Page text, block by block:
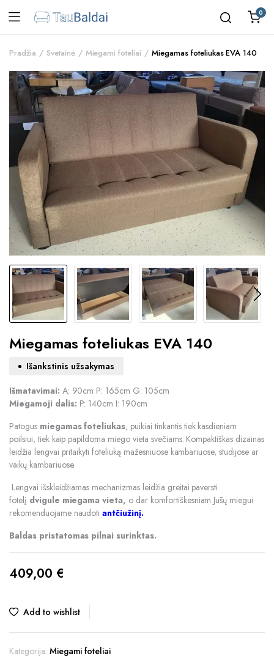
0
Pradžia Svetainė Miegami foteliai Miegamas foteliukas EVA 140
Miegamas foteliukas EVA 140
Išankstinis užsakymas
Išmatavimai: A: 90cm P: 165cm G: 105cm
Miegamoji dalis: P: 140cm I: 190cm
Patogus miegamas foteliukas, puikiai tinkantis tiek kasdieniam
poilsiui, tiek kaip papildoma miego vieta svečiams. Kompaktiškas dizainas
leidžia lengvai pritaikyti foteliuką mažesniuose kambariuose, studijose ar
vaikų kambariuose.
Lengvai išskleidžiamas mechanizmas leidžia greitai paversti
fotelį dvigule miegama vieta, o dar komfortiškesniam Jūsų miegui
rekomenduojame naudoti antčiužinį.
Baldas pristatomas pilnai surinktas.
409,00 €
Add to wishlist
Kategorija: Miegami foteliai